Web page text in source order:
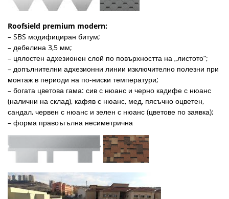
Roofsield premium modern:
– SBS модифициран битум;
– дебелина 3,5 мм;
– цялостен адхезионен слой по повърхността на „листото“;
– допълнителни адхезионни линии изключително полезни при
монтаж в периоди на по-ниски температури;
– богата цветова гама: сив с нюанс и черно кадифе с нюанс
(налични на склад), кафяв с нюанс, мед, пясъчно оцветен,
сандал, червен с нюанс и зелен с нюанс (цветове по заявка);
– форма правоъгълна несиметрична